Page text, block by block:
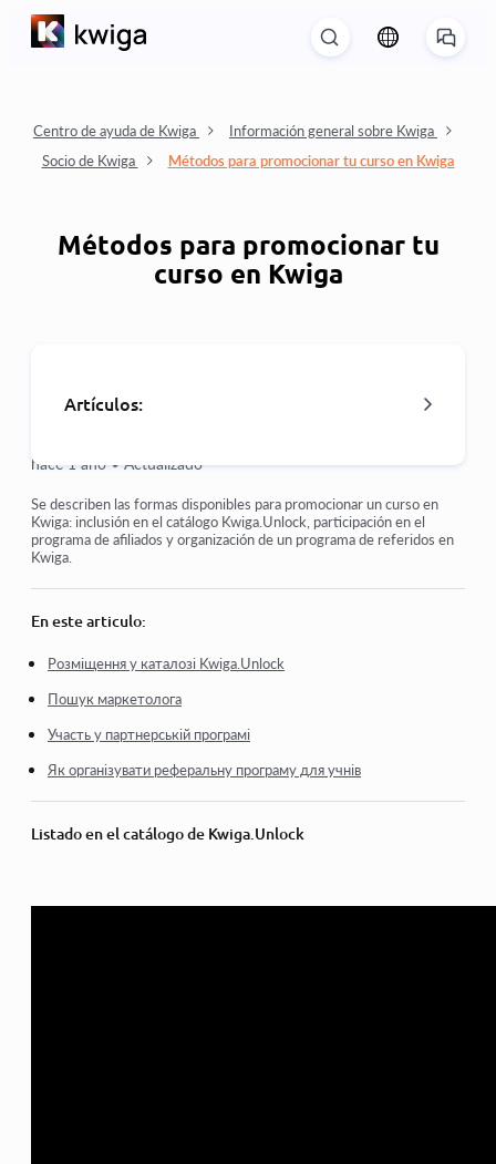
Centro de ayuda de Kwiga
Información general sobre Kwiga
Socio de Kwiga
Métodos para promocionar tu curso en Kwiga
Métodos para promocionar tu
curso en Kwiga
Artículos:
Programa de afiliados
Métodos para promocionar tu curso en Kwiga
hace 1 año • Actualizado
Se describen las formas disponibles para promocionar un curso en
Kwiga: inclusión en el catálogo Kwiga.Unlock, participación en el
programa de afiliados y organización de un programa de referidos en
Kwiga.
En este articulo:
Розміщення у каталозі Kwiga.Unlock
Пошук маркетолога
Участь у партнерській програмі
Як організувати реферальну програму для учнів
Listado en el catálogo de Kwiga.Unlock